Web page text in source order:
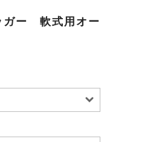
ガー 軟式用オー